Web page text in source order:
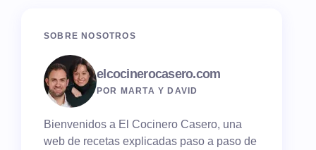
SOBRE NOSOTROS
elcocinerocasero.com
POR MARTA Y DAVID
Bienvenidos a El Cocinero Casero, una
web de recetas explicadas paso a paso de